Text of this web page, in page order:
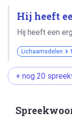
Hij heeft
Hij heeft een
Lichaamsdelen
+ nog 20